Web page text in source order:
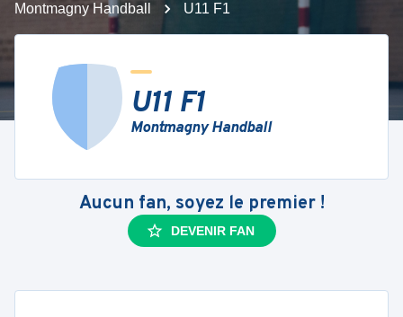
Montmagny Handball
U11 F1
U11 F1
Montmagny Handball
Aucun fan, soyez le premier !
DEVENIR FAN